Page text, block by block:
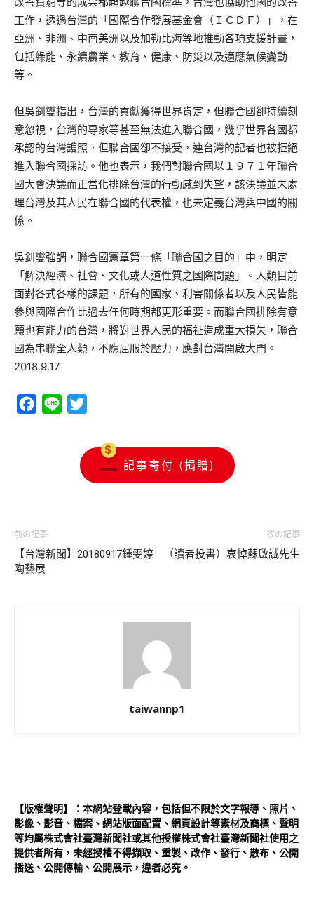
工作，透過台灣的「國際合作發展基金會（ＩＣＤＦ）」，在
亞洲、非洲、中南美洲以及加勒比海等地推動各項支援計畫，
包括綠能、永續農業、教育、健康、防災以及適應氣候變動
等。
但吳釗燮指出，台灣的貢獻獲得世界肯定，但聯合國卻持續刻
意忽視，台灣的專家等甚至無法進入聯合國，幾乎世界各國都
承認的台灣護照，但聯合國卻不接受，連台灣的記者也被拒絕
進入聯合國採訪。他也表示，我們對聯合國以１９７１年聯合
國大會決議而正當化排除台灣的行動感到失望，該決議並未處
理台灣及其人民在聯合國的代表權，也未定義台灣與中國的關
係。
吳釗燮強調，聯合國憲章第一條「聯合國之目的」中，明定
「解決經濟、社會、文化或人道性質之國際問題」。人類目前
面對各式各樣的課題，所有的國家、利害關係者以及人民皆能
參與國際合作比過去任何時期都更形重要。而聯合國排除有意
願也有能力的台灣，將對世界人民的福祉造成重大損失，聯合
國為串聯全人類，不應屈服於壓力，應對台灣開啟大門。
2018.9.17
Facebook
Line
記事寄付 (捐贈)
前の記事
【台灣新聞】20180917鍾雯婷
陶藝展
次の記事
（讀者投書）哀悼蘇啟誠先生
taiwannp1
【版權聲明】：本網站登載內容，包括但不限於文字報導、照片、
影像、影音、檔案、網站版面配置、網頁設計等素材及商標、聲明
等均屬株式會社臺灣新聞社或其他授權株式會社臺灣新聞社使用之
提供者所有，未經授權不得擷取、重製、改作、發行、散布、公開
播送、公開傳輸、公開展示，違者必究。